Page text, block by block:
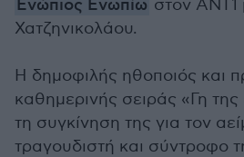
Ενώπιος Ενωπίω στον ΑΝΤ1
Χατζηνικολάου.
Η δημοφιλής ηθοποιός και
καθημερινής σειράς «Γη
τη συγκίνηση της για τον
τραγουδιστή και σύντροφο